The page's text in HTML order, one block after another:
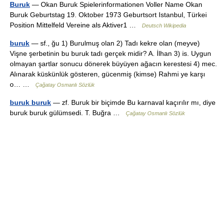
Buruk — Okan Buruk Spielerinformationen Voller Name Okan
Buruk Geburtstag 19. Oktober 1973 Geburtsort Istanbul, Türkei
Position Mittelfeld Vereine als Aktiver1 …
Deutsch Wikipedia
buruk — sf., ğu 1) Burulmuş olan 2) Tadı kekre olan (meyve)
Vişne şerbetinin bu buruk tadı gerçek midir? A. İlhan 3) is. Uygun
olmayan şartlar sonucu dönerek büyüyen ağacın kerestesi 4) mec.
Alınarak küskünlük gösteren, gücenmiş (kimse) Rahmi ye karşı
o… …
Çağatay Osmanlı Sözlük
buruk buruk — zf. Buruk bir biçimde Bu karnaval kaçırılır mı, diye
buruk buruk gülümsedi. T. Buğra …
Çağatay Osmanlı Sözlük